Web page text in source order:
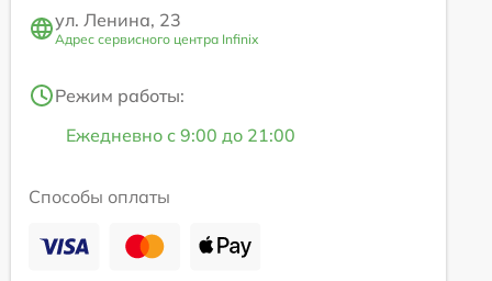
ул. Ленина, 23
Адрес сервисного центра Infinix
Режим работы:
Ежедневно с 9:00 до 21:00
Способы оплаты